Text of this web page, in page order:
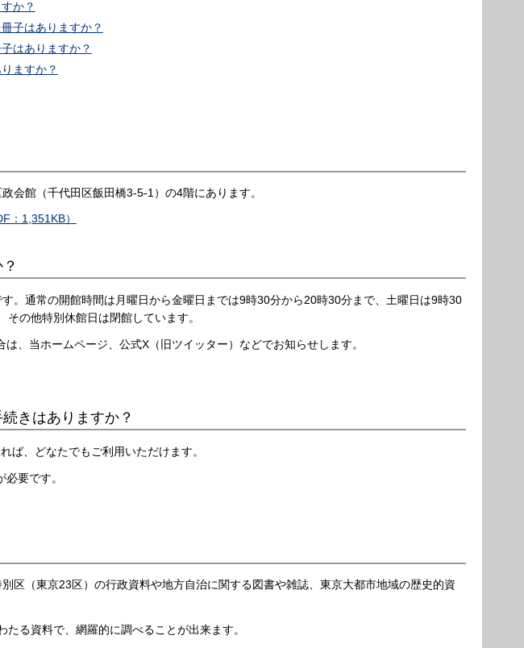
か？
子はありますか？
はありますか？
ますか？
会館（千代田区飯田橋3-5-1）の4階にあります。
：1,351KB）
。通常の開館時間は月曜日から金曜日までは9時30分から20時30分まで、土曜日は9時30
の他特別休館日は閉館しています。
、当ホームページ、公式X（旧ツイッター）などでお知らせします。
きはありますか？
ば、どなたでもご利用いただけます。
要です。
区（東京23区）の行政資料や地方自治に関する図書や雑誌、東京大都市地域の歴史的資
る資料で、網羅的に調べることが出来ます。